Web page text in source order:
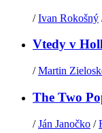
/Ivan Rokošný
Vtedy v
/Martin
The Two
/Ján Janočko /